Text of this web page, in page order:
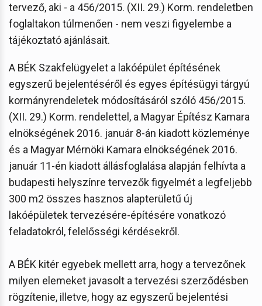
tervező, aki - a 456/2015. (XII. 29.) Korm. rendeletben
foglaltakon túlmenően - nem veszi figyelembe a
tájékoztató ajánlásait.
A BÉK Szakfelügyelet a lakóépület építésének
egyszerű bejelentéséről és egyes építésügyi tárgyú
kormányrendeletek módosításáról szóló 456/2015.
(XII. 29.) Korm. rendelettel, a Magyar Építész Kamara
elnökségének 2016. január 8-án kiadott közleménye
és a Magyar Mérnöki Kamara elnökségének 2016.
január 11-én kiadott állásfoglalása alapján felhívta a
budapesti helyszínre tervezők figyelmét a legfeljebb
300 m2 összes hasznos alapterületű új
lakóépületek tervezésére-építésére vonatkozó
feladatokról, felelősségi kérdésekről.
A BÉK kitér egyebek mellett arra, hogy a tervezőnek
milyen elemeket javasolt a tervezési szerződésben
rögzítenie, illetve, hogy az egyszerű bejelentési